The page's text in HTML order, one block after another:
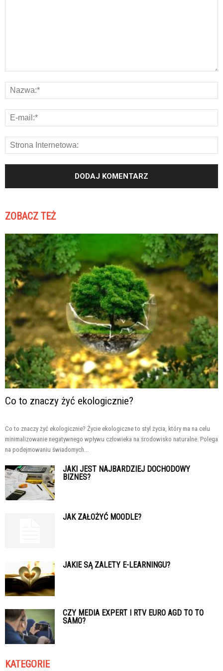
ZOBACZ TEŻ
Co to znaczy żyć ekologicznie?
Co to znaczy żyć ekologicznie? Życie ekologiczne to styl życia, który ma na celu
minimalizowanie negatywnego wpływu człowieka na środowisko naturalne. Polega
na podejmowaniu świadomych...
JAKI JEST NAJBARDZIEJ DOCHODOWY
BIZNES?
JAK ZAŁOŻYĆ MOODLE?
JAKIE SĄ ZALETY E-LEARNINGU?
CZY MEDIA EXPERT I RTV EURO AGD TO TO
SAMO?
KATEGORIE